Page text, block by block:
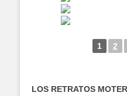
1 2
LOS RETRATOS